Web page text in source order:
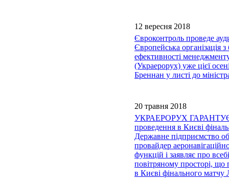
12 вересня 2018
Євроконтроль проведе
Європейська організація
ефективності
(Украерорух) уже цієї
Бреннан у листі до
20 травня 2018
УКРАЕРОРУХ
проведення в Києві
Державне підприємство
провайдер
функцій і заявляє про
повітряному просторі, що
в Києві фінального